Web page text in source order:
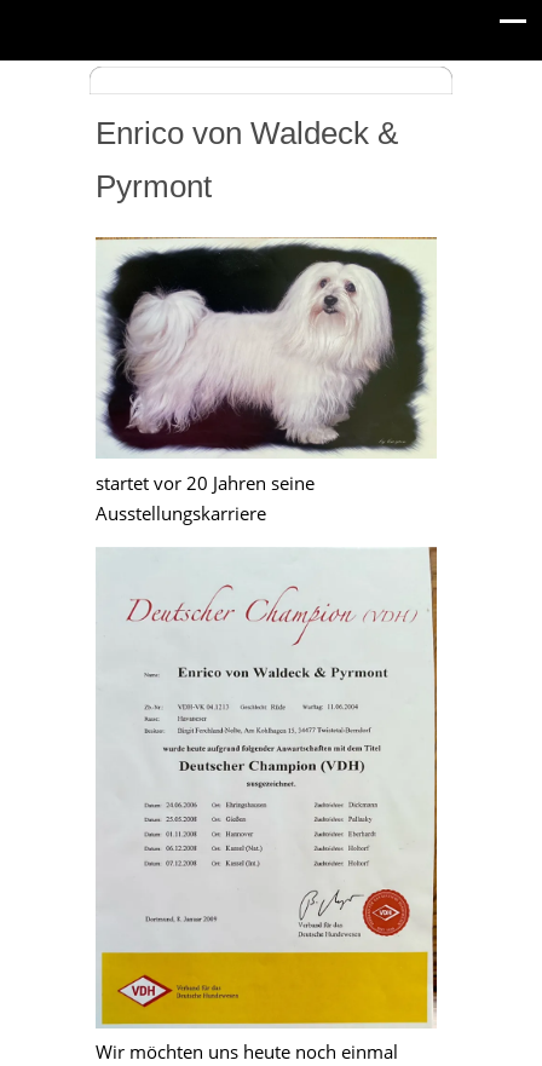
Enrico von Waldeck &
Pyrmont
startet vor 20 Jahren seine
Ausstellungskarriere
Wir möchten uns heute noch einmal